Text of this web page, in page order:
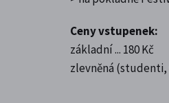
Ceny vstupenek:
základní ... 180 Kč
zlevněná (studenti,